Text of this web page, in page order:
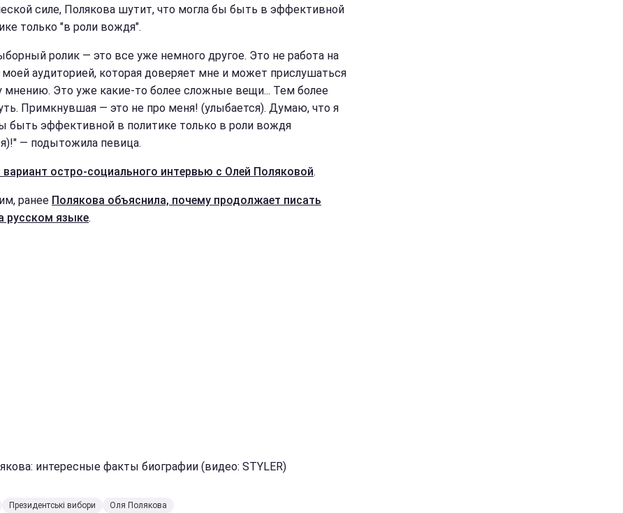
силе, Полякова шутит, что могла бы быть в эффективной
только "в роли вождя".
ролик — это все уже немного другое. Это не работа на
аудиторией, которая доверяет мне и может прислушаться
мнению. Это уже какие-то более сложные вещи... Тем более
Примкнувшая — это не про меня! (улыбается). Думаю, что я
быть эффективной в политике только в роли вождя
— подытожила певица.
остро-социального интервью с Олей Поляковой.
ранее Полякова объяснила, почему продолжает писать
русском языке.
интересные факты биографии (видео: STYLER)
Президентські вибори Оля Полякова